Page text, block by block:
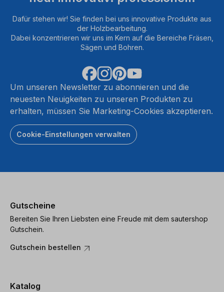
Mehr
Informationen
Akzeptieren
powered
Usercentrics
Consent
Management
Platform
Dafür stehen wir! Sie finden bei uns innovative Produkte aus
der Holzbearbeitung.
Dabei konzentrieren wir uns im Kern auf die Bereiche Fräsen,
Sägen und Bohren.
Um unseren Newsletter zu abonnieren und die
neuesten Neuigkeiten zu unseren Produkten zu
erhalten, müssen Sie Marketing-Cookies akzeptieren.
Cookie-Einstellungen verwalten
Gutscheine
Bereiten Sie Ihren Liebsten eine Freude mit dem sautershop
Gutschein.
Gutschein bestellen
Katalog